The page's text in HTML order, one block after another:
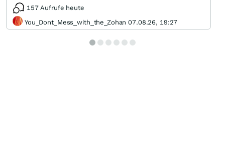
157 Aufrufe heute
You_Dont_Mess_with_the_Zohan 07.08.26, 19:27